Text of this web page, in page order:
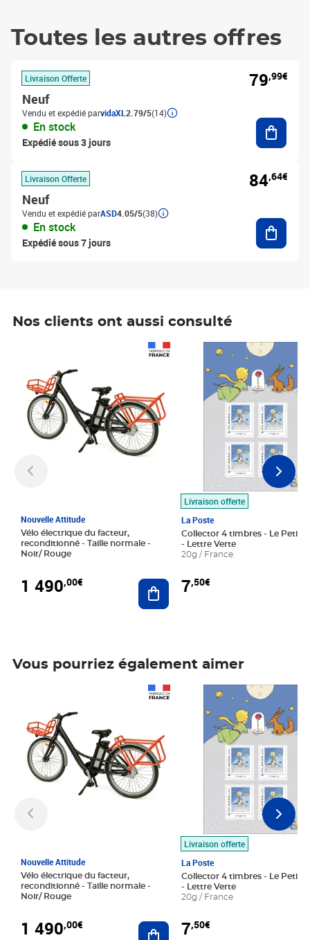
Toutes les autres offres
Livraison Offerte
Neuf
Vendu et expédié parvidaXL 2.79/5(14)
En stock
Expédié sous 3 jours
79,99€
Livraison Offerte
Neuf
Vendu et expédié parASD4.05/5(38)
En stock
Expédié sous 7 jours
84,64€
Nos clients ont aussi consulté
Nouvelle Attitude
Vélo électrique du facteur,
reconditionné - Taille normale -
Noir/ Rouge
1 490,00€ Ajouter au panier
Livraison offerte
La Poste
Collector 4 timbres - Le Petit
- Lettre Verte
20g / France
7,50€
Prix 7,50€
Vous pourriez également aimer
Nouvelle Attitude
Vélo électrique du facteur,
reconditionné - Taille normale -
Noir/ Rouge
1 490,00€ Ajouter au panier
Livraison offerte
La Poste
Collector 4 timbres - Le Petit
- Lettre Verte
20g / France
7,50€
Prix 7,50€